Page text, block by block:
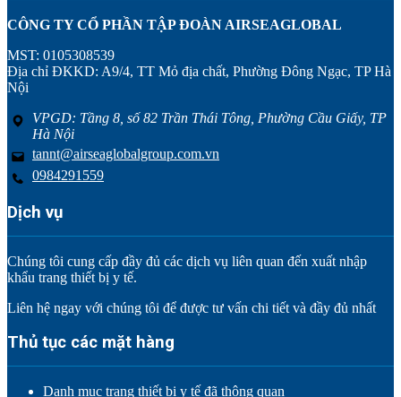
CÔNG TY CỔ PHẦN TẬP ĐOÀN AIRSEAGLOBAL
MST: 0105308539
Địa chỉ ĐKKD: A9/4, TT Mỏ địa chất, Phường Đông Ngạc, TP Hà
Nội
VPGD: Tầng 8, số 82 Trần Thái Tông, Phường Cầu Giấy, TP
Hà Nội
tannt@airseaglobalgroup.com.vn
0984291559
Dịch vụ
Chúng tôi cung cấp đầy đủ các dịch vụ liên quan đến xuất nhập
khẩu trang thiết bị y tế.
Liên hệ ngay với chúng tôi để được tư vấn chi tiết và đầy đủ nhất
Thủ tục các mặt hàng
Danh mục trang thiết bị y tế đã thông quan